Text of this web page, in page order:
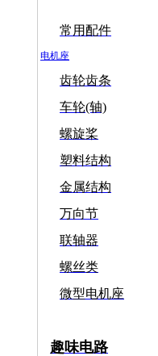
常用配件
电机座
齿轮齿条
车轮(轴)
螺旋桨
塑料结构
金属结构
万向节
联轴器
螺丝类
微型电机座
趣味电路